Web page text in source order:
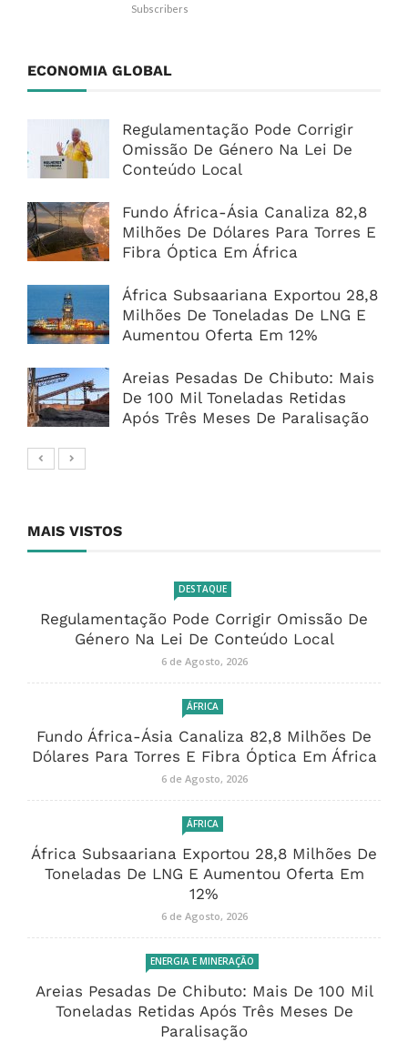
Subscribers
ECONOMIA GLOBAL
Regulamentação Pode Corrigir
Omissão De Género Na Lei De
Conteúdo Local
Fundo África-Ásia Canaliza 82,8
Milhões De Dólares Para Torres E
Fibra Óptica Em África
África Subsaariana Exportou 28,8
Milhões De Toneladas De LNG E
Aumentou Oferta Em 12%
Areias Pesadas De Chibuto: Mais
De 100 Mil Toneladas Retidas
Após Três Meses De Paralisação
MAIS VISTOS
DESTAQUE
Regulamentação Pode Corrigir Omissão De
Género Na Lei De Conteúdo Local
6 de Agosto, 2026
ÁFRICA
Fundo África-Ásia Canaliza 82,8 Milhões De
Dólares Para Torres E Fibra Óptica Em África
6 de Agosto, 2026
ÁFRICA
África Subsaariana Exportou 28,8 Milhões De
Toneladas De LNG E Aumentou Oferta Em
12%
6 de Agosto, 2026
ENERGIA E MINERAÇÃO
Areias Pesadas De Chibuto: Mais De 100 Mil
Toneladas Retidas Após Três Meses De
Paralisação